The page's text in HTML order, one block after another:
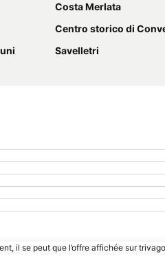
Costa Merlata
Centro storico di
Savelletri
il se peut que l’offre affichée sur